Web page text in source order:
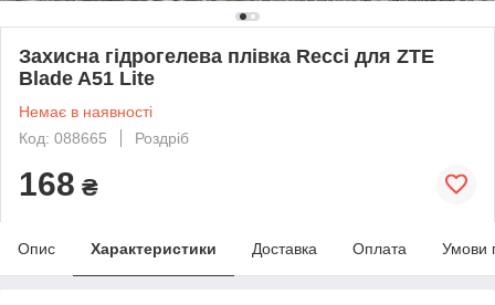
Захисна гідрогелева плівка Recci для ZTE
Blade A51 Lite
Немає в наявності
Код: 088665
Роздріб
168 ₴
Опис Характеристики Доставка Оплата Умови